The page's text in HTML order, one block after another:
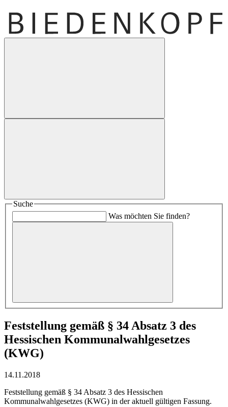
Suche
Was möchten Sie finden?
Feststellung gemäß § 34 Absatz 3 des
Hessischen Kommunalwahlgesetzes
(KWG)
14.11.2018
Feststellung gemäß § 34 Absatz 3 des Hessischen
Kommunalwahlgesetzes (KWG) in der aktuell gültigen Fassung.